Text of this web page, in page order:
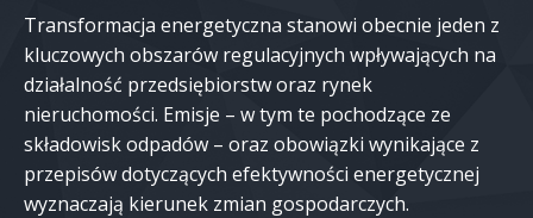
Transformacja energetyczna stanowi obecnie jeden z
kluczowych obszarów regulacyjnych wpływających na
działalność przedsiębiorstw oraz rynek
nieruchomości. Emisje – w tym te pochodzące ze
składowisk odpadów – oraz obowiązki wynikające z
przepisów dotyczących efektywności energetycznej
wyznaczają kierunek zmian gospodarczych.